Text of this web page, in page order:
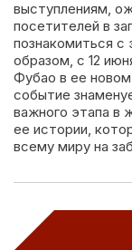
выступлениям,
посетителей в
познакомиться с
образом, с 12
Фубао в ее
событие
важного этапа в
ее истории,
всему миру на